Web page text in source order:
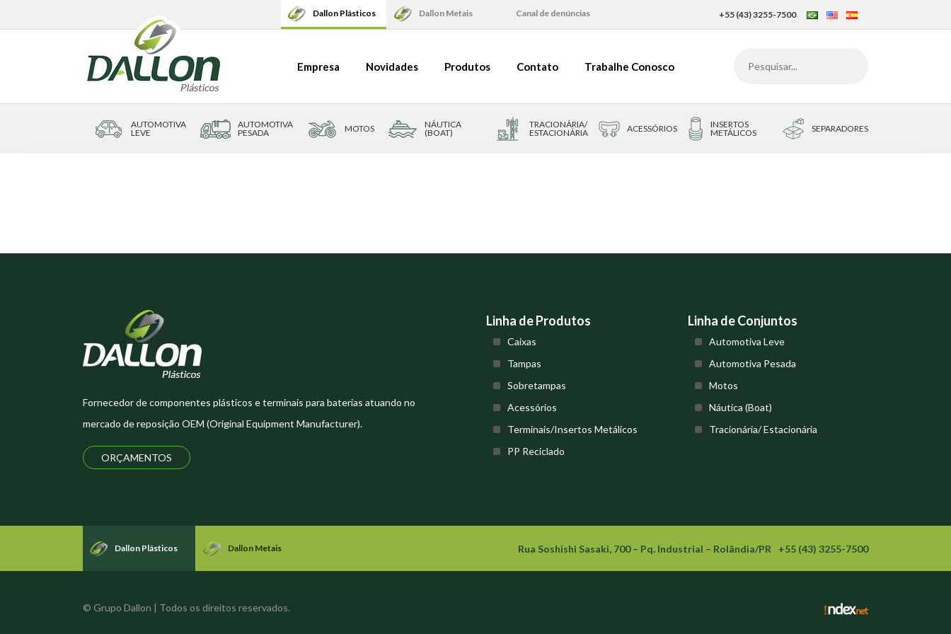
Dallon Plásticos Dallon Metais Canal de denúncias +55 (43) 3255-7500
Empresa Novidades Produtos Contato Trabalhe Conosco
AUTOMOTIVA
LEVE
AUTOMOTIVA
PESADA
MOTOS
NÁUTICA
(BOAT)
TRACIONÁRIA/
ESTACIONÁRIA
ACESSÓRIOS
INSERTOS
METÁLICOS
SEPARADORES
Fornecedor de componentes plásticos e terminais para baterias atuando no
mercado de reposição OEM (Original Equipment Manufacturer).
ORÇAMENTOS
Linha de Produtos
Caixas
Tampas
Sobretampas
Acessórios
Terminais/Insertos Metálicos
PP Reciclado
Linha de Conjuntos
Automotiva Leve
Automotiva Pesada
Motos
Náutica (Boat)
Tracionária/ Estacionária
Dallon Plásticos Dallon Metais Rua Soshishi Sasaki, 700 – Pq. Industrial – Rolândia/PR +55 (43) 3255-7500
© Grupo Dallon | Todos os direitos reservados.